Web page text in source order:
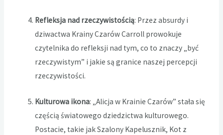
Refleksja nad rzeczywistością: Przez absurdy i
dziwactwa Krainy Czarów Carroll prowokuje
czytelnika do refleksji nad tym, co to znaczy „być
rzeczywistym” i jakie są granice naszej percepcji
rzeczywistości.
Kulturowa ikona: „Alicja w Krainie Czarów” stała się
częścią światowego dziedzictwa kulturowego.
Postacie, takie jak Szalony Kapelusznik, Kot z